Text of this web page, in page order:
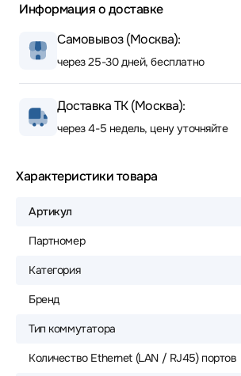
Информация о доставке
Самовывоз (Москва):
через 25-30 дней, бесплатно
Доставка ТК (Москва):
через 4-5 недель, цену уточняйте
Характеристики товара
Артикул
Партномер
Категория
Бренд
Тип коммутатора
Количество Ethernet (LAN / RJ45) портов